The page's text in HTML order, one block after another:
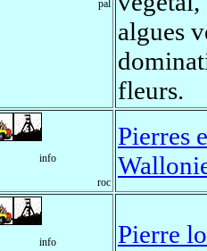
pal
algues
fleurs.
info
roc
Pierres
info Pierre